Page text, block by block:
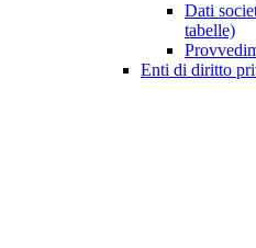
Dati
tabelle)
Enti di diritto